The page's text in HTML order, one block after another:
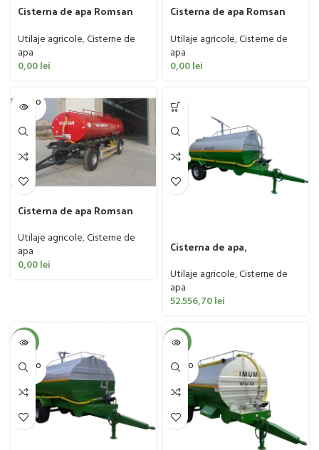
Cisterna de apa Romsan
Utilaje agricole,Cisterne de
apa
0,00lei
Cisterna de apa Romsan
Utilaje agricole,Cisterne de
apa
0,00lei
SOLD O
UT
Cisterna de apa Romsan
Utilaje agricole,Cisterne de
apa
0,00lei
Cisterna de apa,
monoax, 5.000 litri, IMUM,
model Setila
Utilaje agricole,Cisterne de
apa
52.556,70lei
-4%
SOLD O
UT
-4%
SOLD O
UT